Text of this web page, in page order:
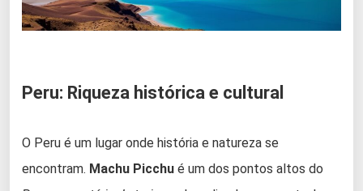
Peru: Riqueza histórica e cultural
O Peru é um lugar onde história e natureza se
encontram. Machu Picchu é um dos pontos altos do